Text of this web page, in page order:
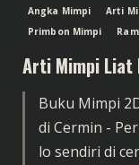
Angka Mimpi Arti
Primbon Mimpi
Arti Mimpi Liat
Buku Mimpi
di Cermin -
lo sendiri di